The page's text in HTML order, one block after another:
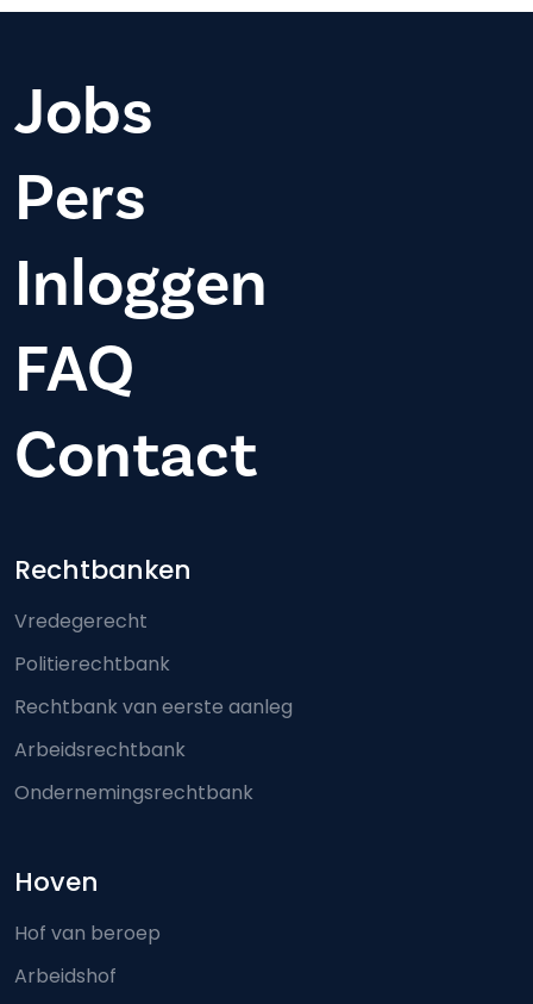
Jobs
Pers
Inloggen
FAQ
Contact
Footer-menu
Rechtbanken
Vredegerecht
Politierechtbank
Rechtbank van eerste aanleg
Arbeidsrechtbank
Ondernemingsrechtbank
Hoven
Hof van beroep
Arbeidshof